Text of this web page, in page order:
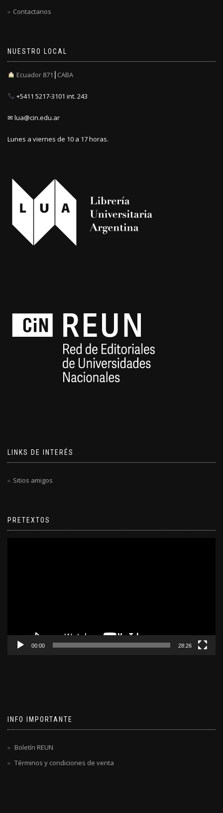
Contactanos
NUESTRO LOCAL
Ecuador 871┃CABA
+5411 5217-3101 int. 243
✉ lua@cin.edu.ar
Lunes a viernes de 10 a 17 horas.
LINKS DE INTERÉS
Sitios amigos
PRETEXTOS
00:00 28:26
INFO IMPORTANTE
Boletín REUN
Términos y condiciones de venta